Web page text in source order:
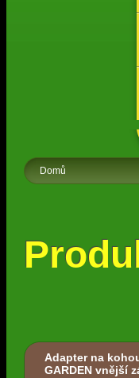
Domů
Adapter na
GARDEN vnější